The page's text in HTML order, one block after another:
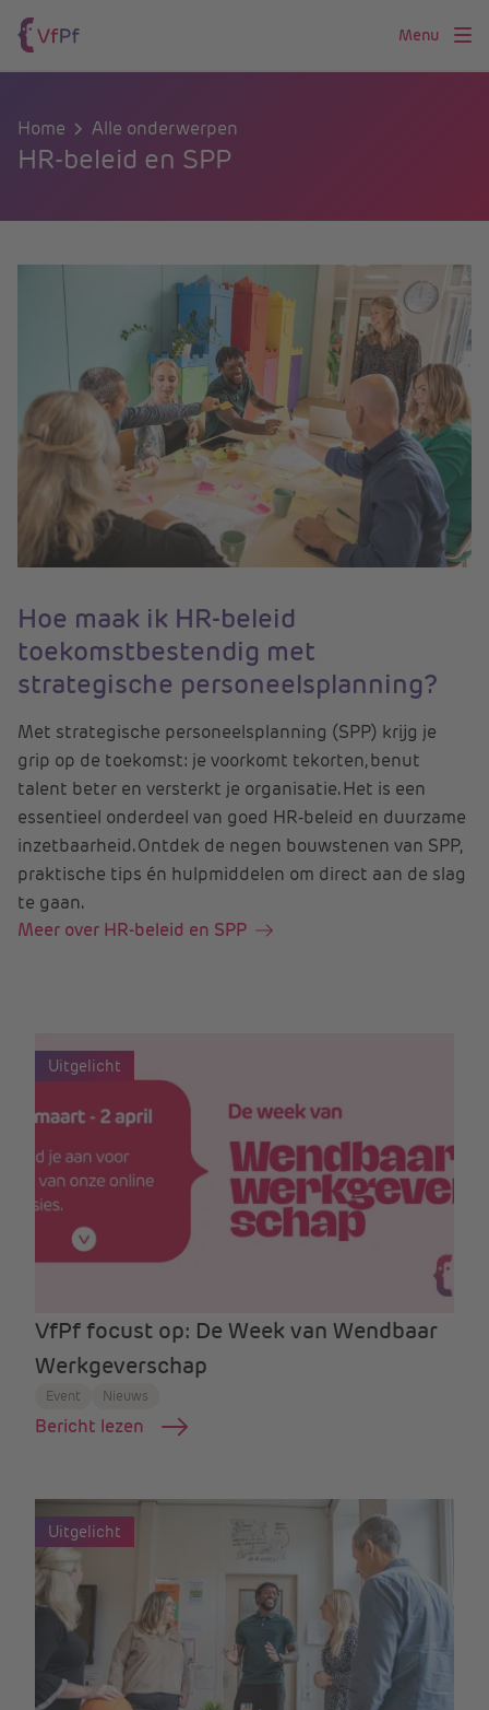
Menu
Home Alle onderwerpen
HR-beleid en SPP
Hoe maak ik HR-beleid
toekomstbestendig met
strategische personeelsplanning?
Met strategische personeelsplanning (SPP) krijg je
grip op de toekomst: je voorkomt tekorten, benut
talent beter en versterkt je organisatie. Het is een
essentieel onderdeel van goed HR-beleid en duurzame
inzetbaarheid. Ontdek de negen bouwstenen van SPP,
praktische tips én hulpmiddelen om direct aan de slag
te gaan.
Meer over HR-beleid en SPP
Uitgelicht
VfPf focust op: De Week van Wendbaar
Werkgeverschap
Event Nieuws
Bericht lezen
Uitgelicht